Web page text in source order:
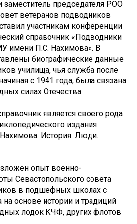
заместитель председателя РОО
ветеранов подводников
участникам конференции
справочник «Подводники
имени П.С. Нахимова». В
биографические данные
училища, чья служба после
с 1941 года, была связана
силах Отечества.
является своего рода
издания
История. Люди.
опыт военно-
Севастопольского совета
в подшефных школах с
на основе истории и традиций
лодок КЧФ, других флотов